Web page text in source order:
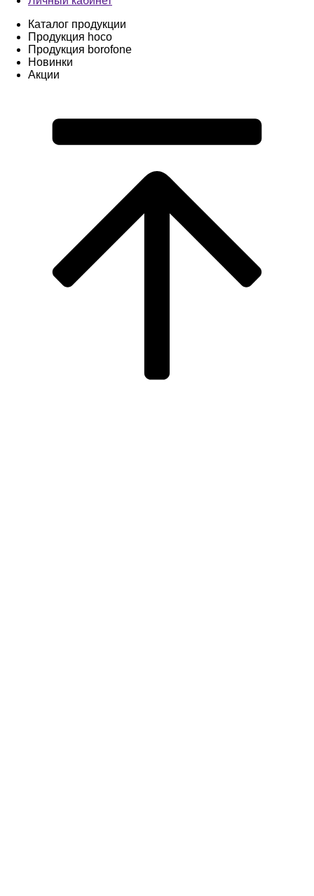
Каталог продукции
Продукция hoco
Продукция borofone
Новинки
Акции